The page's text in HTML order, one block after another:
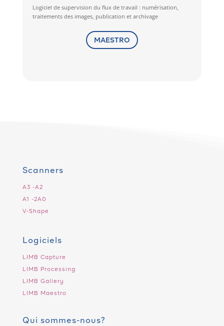
Logiciel de supervision du flux de travail : numérisation,
traitements des images, publication et archivage
MAESTRO
Scanners
A3 -A2
A1 -2A0
V-Shape
Logiciels
LIMB Capture
LIMB Processing
LIMB Gallery
LIMB Maestro
Qui sommes-nous?